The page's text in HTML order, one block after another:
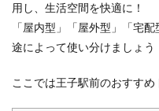
用し、生活空間を快適に！
「屋内型」「屋外型」「宅
途によって使い分けましょう
ここでは王子駅前のおすすめ